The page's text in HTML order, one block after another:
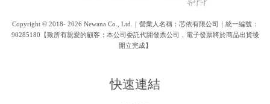
Copyright © 2018- 2026 Newana Co., Ltd.｜營業人名稱：芯依有限公司｜統一編號：
90285180【致所有親愛的顧客：本公司委託代開發票公司，電子發票將於商品出貨後
開立完成】
快速連結